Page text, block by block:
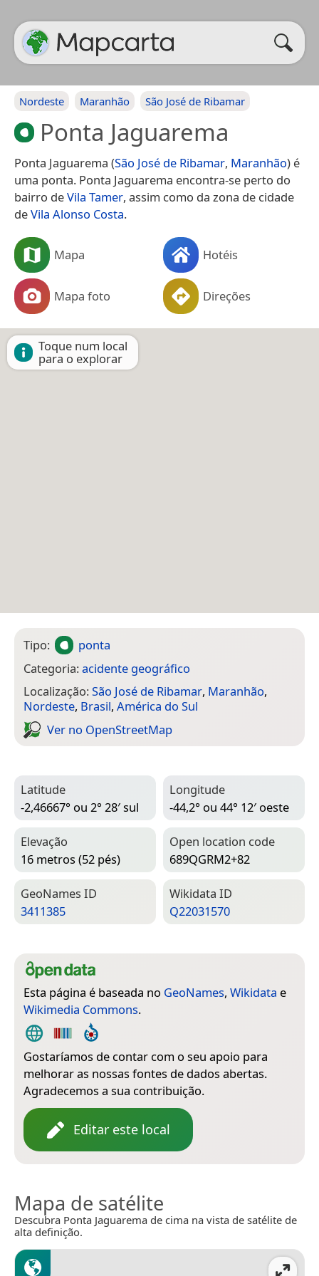
Nordeste Maranhão São José de Ribamar
Ponta Jaguarema
Ponta Jaguarema (São José de Ribamar, Maranhão) é
uma ponta. Ponta Jaguarema encontra-se perto do
bairro deVila Tamer, assim como da zona de cidade
deVila Alonso Costa.
Mapa Hotéis
Mapa foto Direções
Toque num local
para o explorar
Tipo:
ponta
Categoria:acidente geográfico
Localização:São José de Ribamar, Maranhão,
Nordeste, Brasil, América do Sul
Ver no Open­Street­Map
Latitude
-2,46667° ou 2° 28′ sul
Longitude
-44,2° ou 44° 12′ oeste
Elevação
16 metros (52 pés)
Open location code
689QGRM2+82
Geo­Names ID
3411385
Wiki­data ID
Q22031570
Esta página é baseada no GeoNames, Wikidata e
Wikimedia Commons.
Gostaríamos de contar com o seu apoio para
melhorar as nossas fontes de dados abertas.
Agradecemos a sua contribuição.
Editar este local
Mapa de satélite
Descubra Ponta Jaguarema de cima na vista de satélite de
alta definição.